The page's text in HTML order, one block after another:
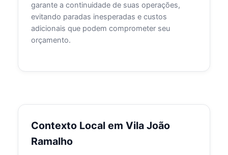
garante a continuidade de suas operações,
evitando paradas inesperadas e custos
adicionais que podem comprometer seu
orçamento.
Contexto Local em Vila João
Ramalho